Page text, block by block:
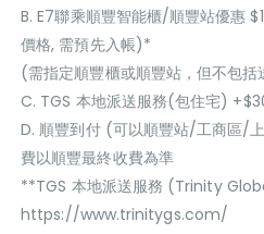
B. E7聯乘順豐智能櫃/順豐站優惠
價格, 需預先入帳)*
(需指定順豐櫃或順豐站，但不包
C. TGS 本地派送服務(包住宅)
D. 順豐到付 (可以順豐站/工商區/
費以順豐最終收費為準
**TGS 本地派送服務 (Trinity
https://www.trinitygs.com/